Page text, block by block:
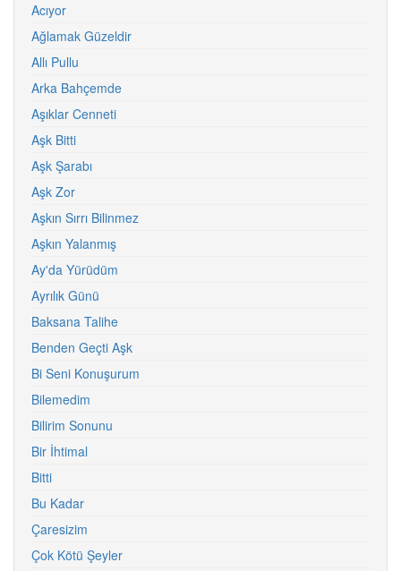
Acıyor
Ağlamak Güzeldir
Allı Pullu
Arka Bahçemde
Aşıklar Cenneti
Aşk Bitti
Aşk Şarabı
Aşk Zor
Aşkın Sırrı Bilinmez
Aşkın Yalanmış
Ay'da Yürüdüm
Ayrılık Günü
Baksana Talihe
Benden Geçti Aşk
Bi Seni Konuşurum
Bilemedim
Bilirim Sonunu
Bir İhtimal
Bitti
Bu Kadar
Çaresizim
Çok Kötü Şeyler